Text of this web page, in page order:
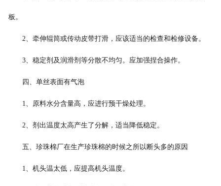
板。
2、牵伸辊筒或传动皮带打滑，应该适当的检查和检修设备。
3、稳定剂及润滑剂等分散不均匀。应加强捏合操作。
四、单丝表面有气泡
1、原料水分含量高，应进行预干燥处理。
2、剂出温度太高产生了分解，适当降低稳定。
五、珍珠棉厂在生产珍珠棉的时候之所以断头多的原因
1、机头温太低，应提高机头温度。